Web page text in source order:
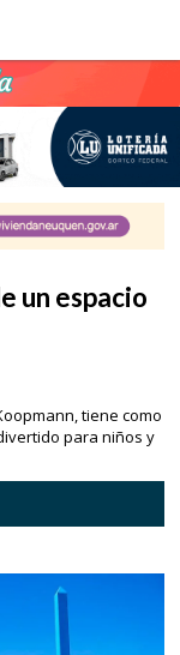
un espacio
tiene como
para niños y